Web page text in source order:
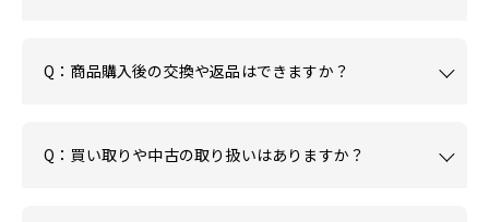
Q：商品購入後の交換や返品はできますか？
Q：買い取りや中古の取り扱いはありますか？